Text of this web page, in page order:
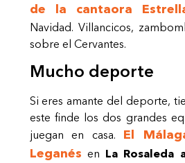
de la cantaora
Navidad. Villancicos,
sobre el Cervantes.
Mucho deporte
Si eres amante del deporte,
este finde los dos grandes
juegan en casa. El
Leganés en La Rosaleda